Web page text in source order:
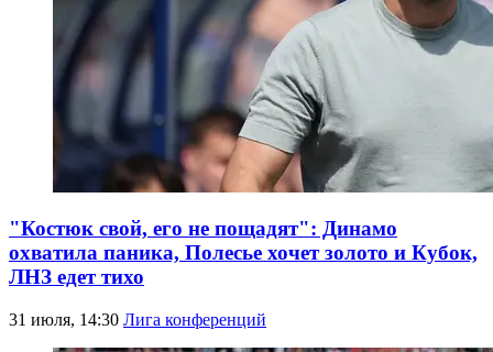
"Костюк свой, его не пощадят": Динамо
охватила паника, Полесье хочет золото и Кубок,
ЛНЗ едет тихо
31 июля, 14:30 Лига конференций